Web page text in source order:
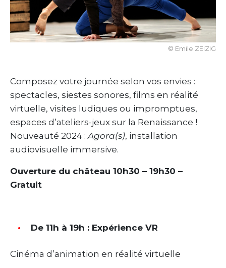
© Emile ZEIZIG
Composez votre journée selon vos envies :
spectacles, siestes sonores, films en réalité
virtuelle, visites ludiques ou impromptues,
espaces d’ateliers-jeux sur la Renaissance !
Nouveauté 2024 :Agora(s), installation
audiovisuelle immersive.
Ouverture du château 10h30 – 19h30 –
Gratuit
De 11h à 19h : Expérience VR
Cinéma d’animation en réalité virtuelle